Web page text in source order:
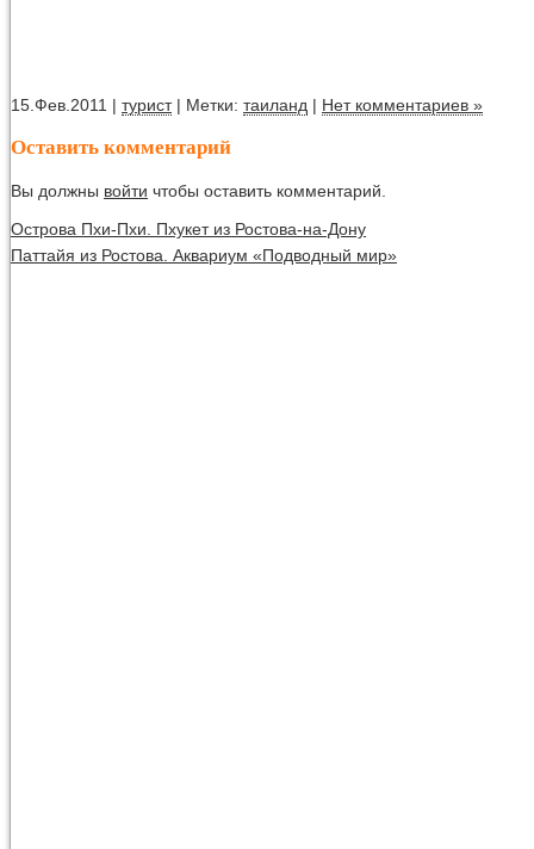
15.Фев.2011 | турист| Метки: таиланд | Нет комментариев »
Оставить комментарий
Вы должны войти чтобы оставить комментарий.
Острова Пхи-Пхи. Пхукет из Ростова-на-Дону
Паттайя из Ростова. Аквариум «Подводный мир»